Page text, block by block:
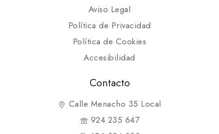
Aviso Legal
Política de Privacidad
Política de Cookies
Accesibilidad
Contacto
Calle Menacho 35 Local
924 235 647